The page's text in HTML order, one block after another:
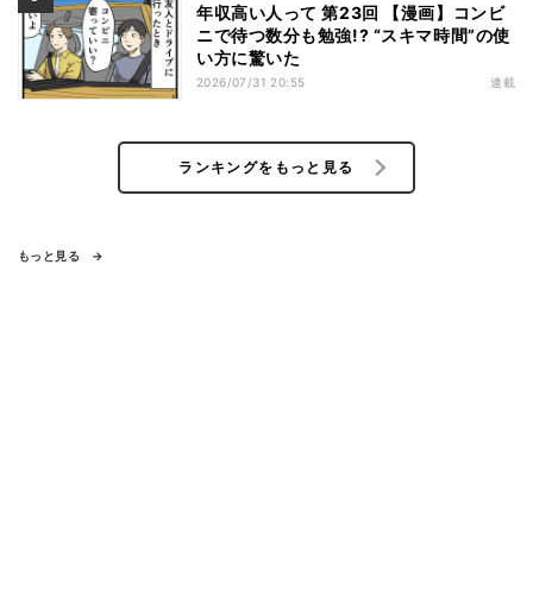
年収高い人って 第23回 【漫画】コンビ
ニで待つ数分も勉強!? “スキマ時間”の使
い方に驚いた
2026/07/31 20:55 連載
ランキングをもっと見る
もっと見る